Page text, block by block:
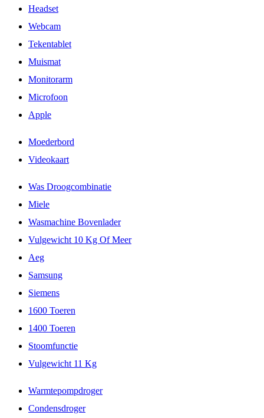
Headset
Webcam
Tekentablet
Muismat
Monitorarm
Microfoon
Apple
Moederbord
Videokaart
Was Droogcombinatie
Miele
Wasmachine Bovenlader
Vulgewicht 10 Kg Of Meer
Aeg
Samsung
Siemens
1600 Toeren
1400 Toeren
Stoomfunctie
Vulgewicht 11 Kg
Warmtepompdroger
Condensdroger